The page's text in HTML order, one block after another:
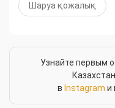
Шаруа қожалық
Узнайте первым
в Instagram и